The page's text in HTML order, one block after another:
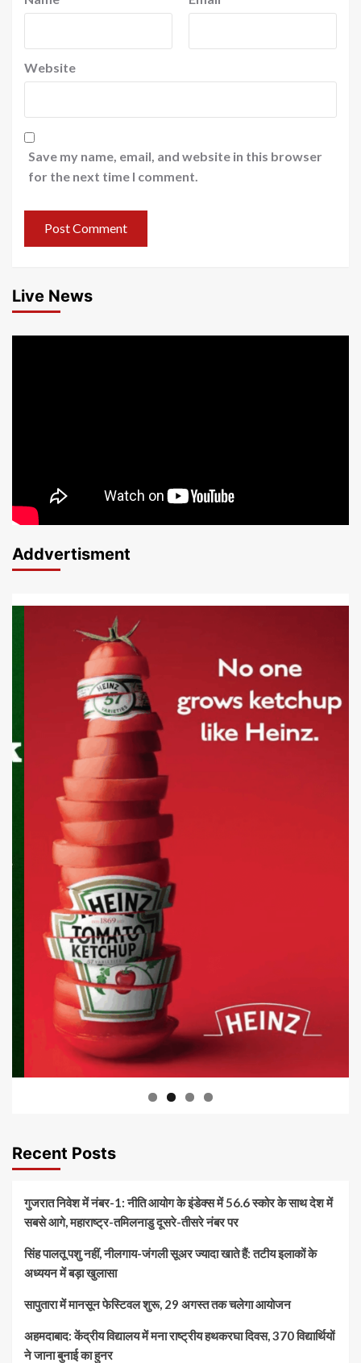
Website
Save my name, email, and website in this browser
for the next time I comment.
Live News
Addvertisment
Recent Posts
गुजरात निवेश में नंबर-1: नीति आयोग के इंडेक्स में 56.6 स्कोर के साथ देश में
सबसे आगे, महाराष्ट्र-तमिलनाडु दूसरे-तीसरे नंबर पर
सिंह पालतू पशु नहीं, नीलगाय-जंगली सूअर ज्यादा खाते हैं: तटीय इलाकों के
अध्ययन में बड़ा खुलासा
सापुतारा में मानसून फेस्टिवल शुरू, 29 अगस्त तक चलेगा आयोजन
अहमदाबाद: केंद्रीय विद्यालय में मना राष्ट्रीय हथकरघा दिवस, 370 विद्यार्थियों
ने जाना बुनाई का हुनर